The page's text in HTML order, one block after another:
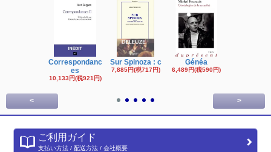
Correspondanc
es
10,133円(税921円)
Sur Spinoza : c
7,885円(税717円)
Généa
6,489円(税590円)
< >
ご利用ガイド
支払い方法 / 配送方法 / 会社概要